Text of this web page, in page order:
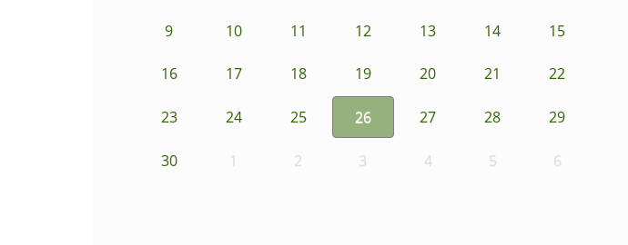
9 10 11 12 13 14 15
16 17 18 19 20 21 22
23 24 25 26 27 28 29
30 1 2 3 4 5 6